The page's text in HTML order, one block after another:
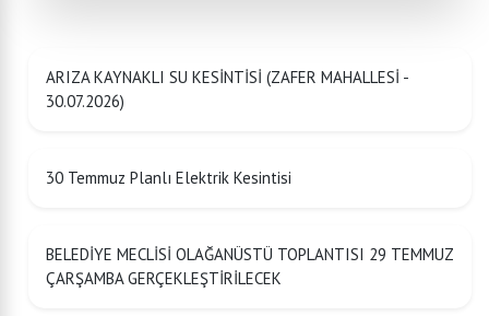
ARIZA KAYNAKLI SU KESİNTİSİ (ZAFER MAHALLESİ -
30.07.2026)
30 Temmuz Planlı Elektrik Kesintisi
BELEDİYE MECLİSİ OLAĞANÜSTÜ TOPLANTISI 29 TEMMUZ
ÇARŞAMBA GERÇEKLEŞTİRİLECEK